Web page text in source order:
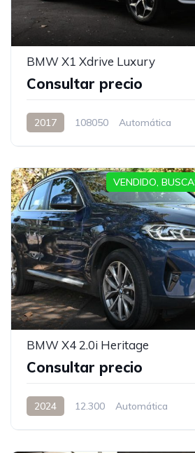
BMW X1 Xdrive Luxury
Consultar precio
2017 108050 Automática
BMW X4 2.0i Heritage
Consultar precio
2024 12.300 Automática
VENDIDO,